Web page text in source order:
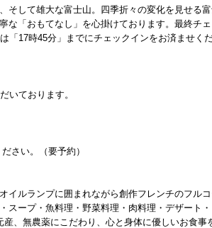
そして雄大な富士山。四季折々の変化を見せる
な「おもてなし」を心掛けております。最終チェ
「17時45分」までにチェックインをお済ませく
いております。
さい。（要予約）
イルランプに囲まれながら創作フレンチのフル
スープ・魚料理・野菜料理・肉料理・デザート・
、無農薬にこだわり、心と身体に優しいお食事